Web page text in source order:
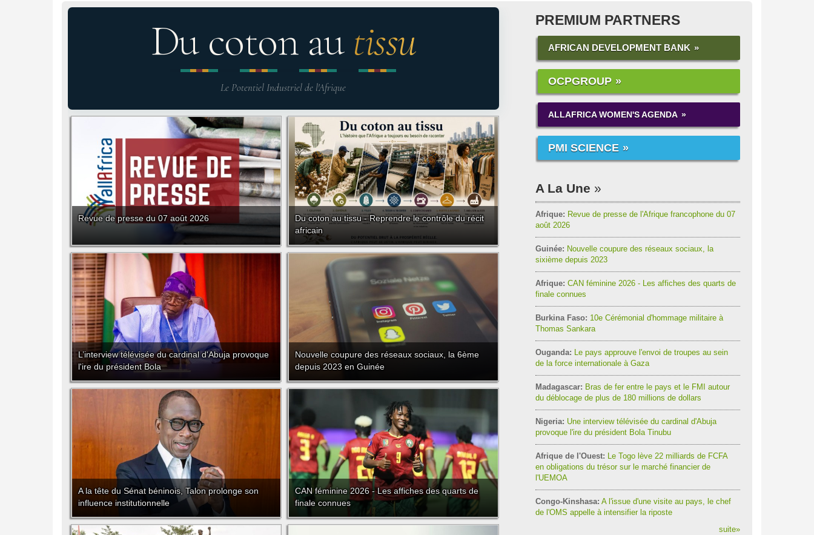
Du coton au tissu
Le Potentiel Industriel de l'Afrique
Revue de presse du 07 août 2026
Du coton au tissu - Reprendre le contrôle du récit
africain
L’interview télévisée du cardinal d'Abuja provoque
l'ire du président Bola
Nouvelle coupure des réseaux sociaux, la 6ème
depuis 2023 en Guinée
A la tête du Sénat béninois, Talon prolonge son
influence institutionnelle
CAN féminine 2026 - Les affiches des quarts de
finale connues
PREMIUM PARTNERS
AFRICAN DEVELOPMENT BANK
OCPGROUP
ALLAFRICA WOMEN'S AGENDA
PMI SCIENCE
A La Une
Afrique: Revue de presse de l'Afrique francophone du 07
août 2026
Guinée: Nouvelle coupure des réseaux sociaux, la
sixième depuis 2023
Afrique: CAN féminine 2026 - Les affiches des quarts de
finale connues
Burkina Faso: 10e Cérémonial d'hommage militaire à
Thomas Sankara
Ouganda: Le pays approuve l'envoi de troupes au sein
de la force internationale à Gaza
Madagascar: Bras de fer entre le pays et le FMI autour
du déblocage de plus de 180 millions de dollars
Nigeria: Une interview télévisée du cardinal d'Abuja
provoque l'ire du président Bola Tinubu
Afrique de l'Ouest: Le Togo lève 22 milliards de FCFA
en obligations du trésor sur le marché financier de
l'UEMOA
Congo-Kinshasa: A l'issue d'une visite au pays, le chef
de l'OMS appelle à intensifier la riposte
suite»